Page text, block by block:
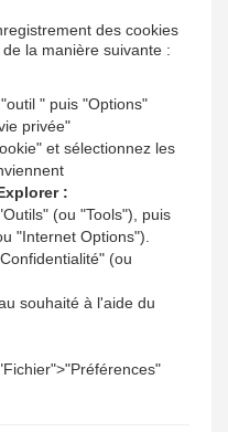
des cookies
la manière suivante :
" puis "Options"
privée"
et sélectionnez les
:
(ou "Tools"), puis
"Internet Options").
(ou
souhaité à l'aide du